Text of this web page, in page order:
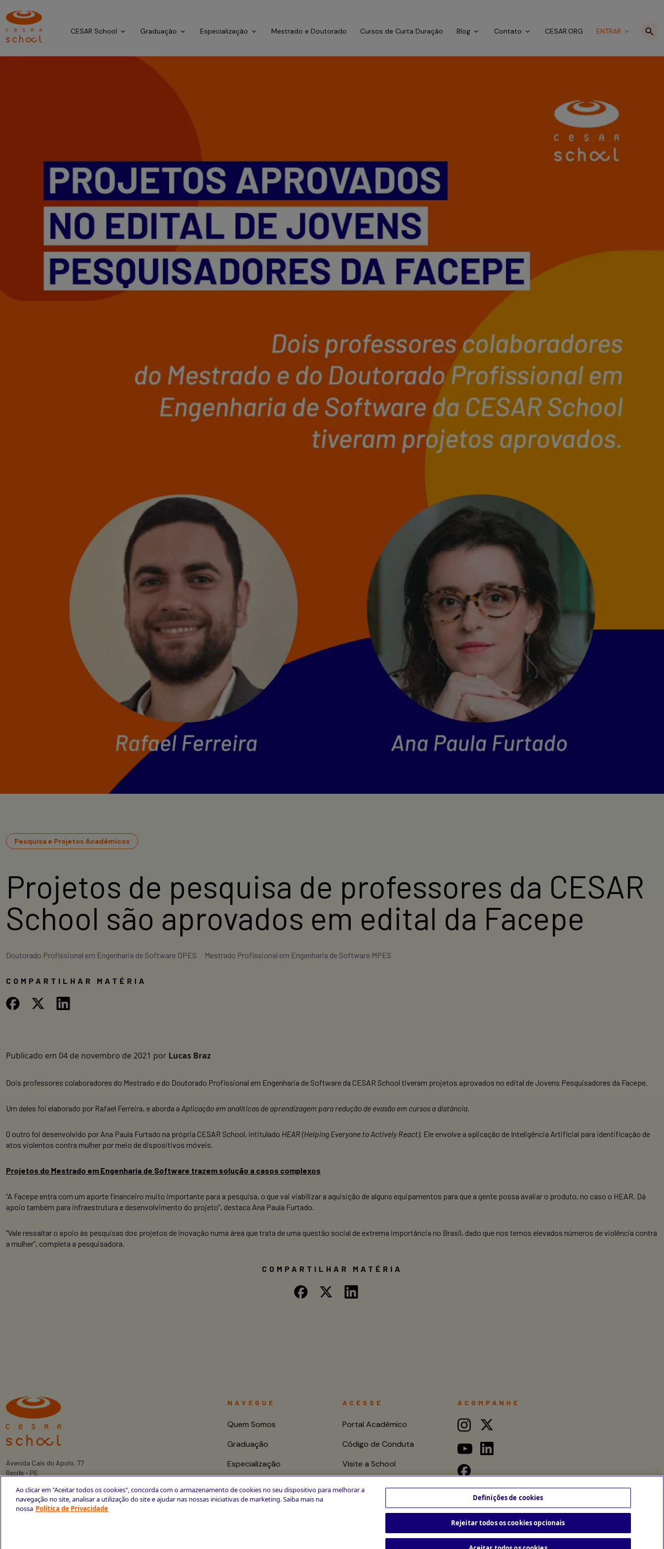
CESAR School Graduação Especialização Mestrado e Doutorado Cursos de Curta Duração Blog Contato CESAR.ORG ENTRAR
Pesquisa e Projetos Acadêmicos
Projetos de pesquisa de professores da CESAR
School são aprovados em edital da Facepe
Doutorado Profissional em Engenharia de Software DPES Mestrado Profissional em Engenharia de Software MPES
COMPARTILHAR MATÉRIA
Publicado em 04 de novembro de 2021 por Lucas Braz
Dois professores colaboradores do Mestrado e do Doutorado Profissional em Engenharia de Software da CESAR School tiveram projetos aprovados no edital de Jovens Pesquisadores da Facepe.
Um deles foi elaborado por Rafael Ferreira, e aborda a Aplicação em analíticas de aprendizagem para redução de evasão em cursos a distância.
O outro foi desenvolvido por Ana Paula Furtado na própria CESAR School, intitulado HEAR (Helping Everyone to Actively React). Ele envolve a aplicação de Inteligência Artificial para identificação de
atos violentos contra mulher por meio de dispositivos móveis.
Projetos do Mestrado em Engenharia de Software trazem solução a casos complexos
“A Facepe entra com um aporte financeiro muito importante para a pesquisa, o que vai viabilizar a aquisição de alguns equipamentos para que a gente possa avaliar o produto, no caso o HEAR. Dá
apoio também para infraestrutura e desenvolvimento do projeto”, destaca Ana Paula Furtado.
“Vale ressaltar o apoio às pesquisas dos projetos de inovação numa área que trata de uma questão social de extrema importância no Brasil, dado que nos temos elevados números de violência contra
a mulher”, completa a pesquisadora.
COMPARTILHAR MATÉRIA
Avenida Cais do Apolo, 77
Recife - PE
+55 81 3419-6700
NAVEGUE
Quem Somos
Graduação
Especialização
Cursos de Curta
ACESSE
Portal Acadêmico
Código de Conduta
Visite a School
ACOMPANHE
Ao clicar em "Aceitar todos os cookies", concorda com o armazenamento de cookies no seu dispositivo para melhorar a
navegação no site, analisar a utilização do site e ajudar nas nossas iniciativas de marketing. Saiba mais na
nossa Política de Privacidade
Definições de cookies
Rejeitar todos os cookies opcionais